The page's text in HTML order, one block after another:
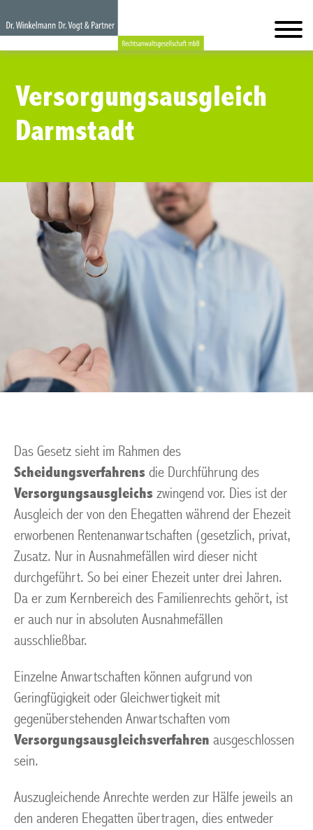
Versorgungsausgleich
Darmstadt
Das Gesetz sieht im Rahmen des
Scheidungsverfahrens die Durchführung des
Versorgungsausgleichs zwingend vor. Dies ist der
Ausgleich der von den Ehegatten während der Ehezeit
erworbenen Rentenanwartschaften (gesetzlich, privat,
Zusatz. Nur in Ausnahmefällen wird dieser nicht
durchgeführt. So bei einer Ehezeit unter drei Jahren.
Da er zum Kernbereich des Familienrechts gehört, ist
er auch nur in absoluten Ausnahmefällen
ausschließbar.
Einzelne Anwartschaften können aufgrund von
Geringfügigkeit oder Gleichwertigkeit mit
gegenüberstehenden Anwartschaften vom
Versorgungsausgleichsverfahren ausgeschlossen
sein.
Auszugleichende Anrechte werden zur Hälfe jeweils an
den anderen Ehegatten übertragen, dies entweder